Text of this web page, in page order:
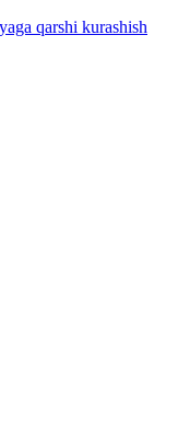
qarshi kurashish